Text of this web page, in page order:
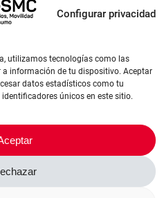
Configurar privacidad
utilizamos tecnologías como las
a información de tu dispositivo. Aceptar
datos estadísticos como tu
únicos en este sitio.